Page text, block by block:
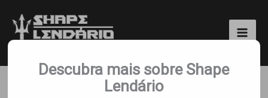
para
Descubra mais sobre Shape
Lendário